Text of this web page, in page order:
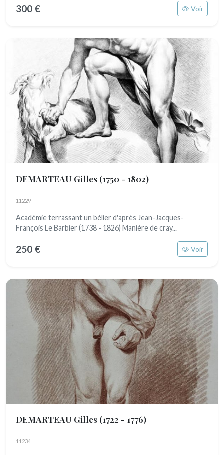
300 € Voir
DEMARTEAU Gilles (1750 - 1802)
11229
Académie terrassant un bélier d'après Jean-Jacques-
François Le Barbier (1738 - 1826) Manière de cray...
250 € Voir
DEMARTEAU Gilles (1722 - 1776)
11234